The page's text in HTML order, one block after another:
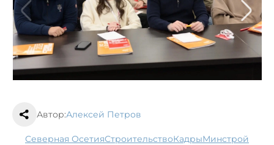
Автор:Алексей Петров
Северная Осетия строительство кадры
минстрой